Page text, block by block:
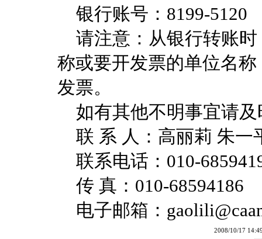
银行账号：8199-5120
请注意：从银行转账时
称或要开发票的单位名
发票。
如有其他不明事宜请及
联 系 人：高丽莉 朱一
联系电话：010-
传 真：010-68594186
电子邮箱：
2008/10/17